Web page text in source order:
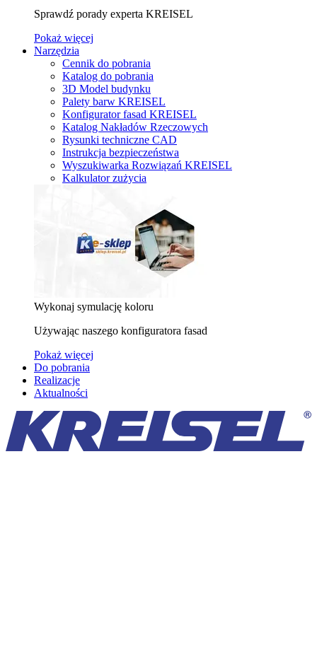
Sprawdź porady experta KREISEL
Pokaż więcej
Narzędzia
Cennik do pobrania
Katalog do pobrania
3D Model budynku
Palety barw KREISEL
Konfigurator fasad KREISEL
Katalog Nakładów Rzeczowych
Rysunki techniczne CAD
Instrukcja bezpieczeństwa
Wyszukiwarka Rozwiązań KREISEL
Kalkulator zużycia
Wykonaj symulację koloru
Używając naszego konfiguratora fasad
Pokaż więcej
Do pobrania
Realizacje
Aktualności